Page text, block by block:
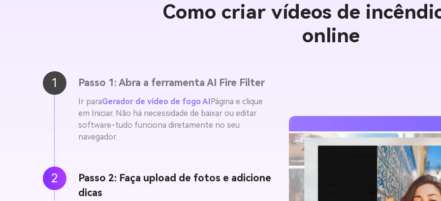
Como criar vídeos de
online
1 Passo 1: Abra a ferramenta AI Fire Filter
Ir paraGerador de vídeo de fogo AI Página e clique
em Iniciar. Não há necessidade de baixar ou editar
software-tudo funciona diretamente no seu
navegador.
2
Passo 2: Faça upload de fotos e adicione
dicas